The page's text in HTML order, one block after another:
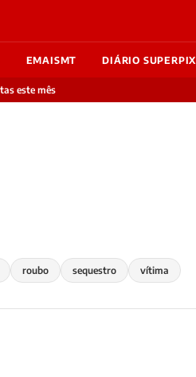
EMAISMT DIÁRIO SUPERPIX
este mês
roubo sequestro vítima